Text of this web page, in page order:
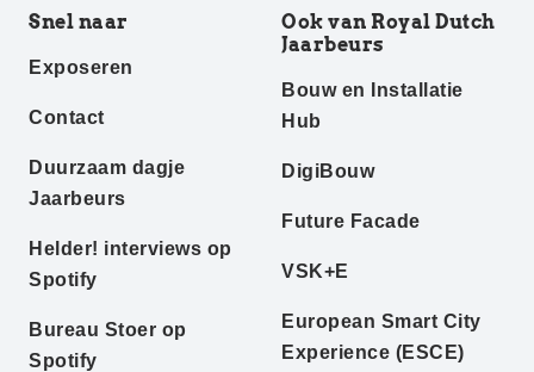
Snel naar
Exposeren
Contact
Duurzaam dagje
Jaarbeurs
Helder! interviews op
Spotify
Bureau Stoer op
Spotify
Ook van Royal Dutch
Jaarbeurs
Bouw en Installatie
Hub
DigiBouw
Future Facade
VSK+E
European Smart City
Experience (ESCE)